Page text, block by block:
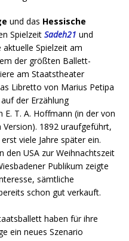
und das Hessische
Spielzeit Sadeh21 und
Spielzeit am
der größten Ballett-
am Staatstheater
Libretto von Marius Petipa
der Erzählung
T. A. Hoffmann (in der von
1892 uraufgeführt,
viele Jahre später ein.
den USA zur Weihnachtszeit
Publikum zeigte
sämtliche
schon gut verkauft.
haben für ihre
ein neues Szenario